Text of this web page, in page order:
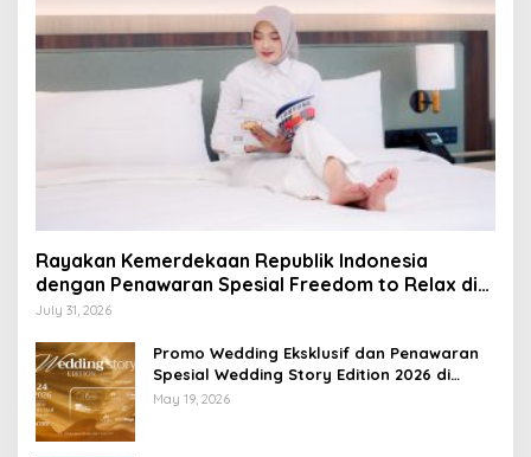
Rayakan Kemerdekaan Republik Indonesia
dengan Penawaran Spesial Freedom to Relax di
Holiday Inn Lampung Bukit Randu
July 31, 2026
Promo Wedding Eksklusif dan Penawaran
Spesial Wedding Story Edition 2026 di
Swiss-Belhotel Lampung
May 19, 2026